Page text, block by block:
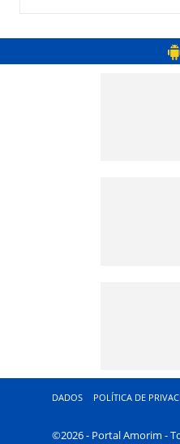
DADOS POLÍTICA DE
©2026 - Portal Amorim -